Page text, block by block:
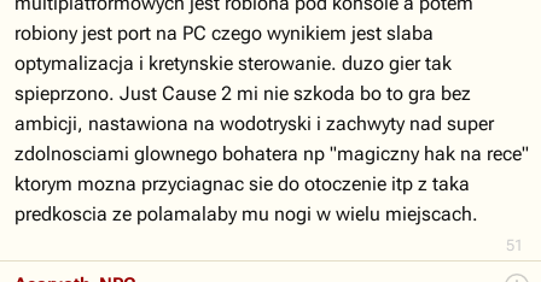
51
robiony jest port na PC czego wynikiem jest slaba
optymalizacja i kretynskie sterowanie. duzo gier tak
spieprzono. Just Cause 2 mi nie szkoda bo to gra bez
ambicji, nastawiona na wodotryski i zachwyty nad super
zdolnosciami glownego bohatera np "magiczny hak na rece"
ktorym mozna przyciagnac sie do otoczenie itp z taka
predkoscia ze polamalaby mu nogi w wielu miejscach.